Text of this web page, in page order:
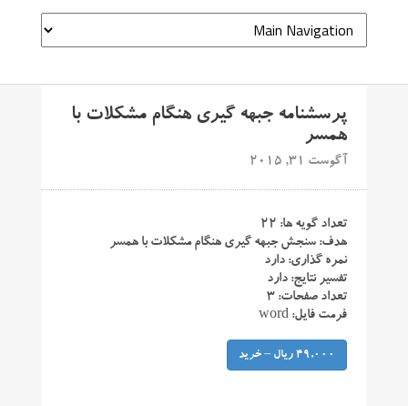
پرسشنامه جبهه گیری هنگام مشکلات با
همسر
آگوست 31, 2015
تعداد گویه ها: ۲۲
هدف: سنجش جبهه گیری هنگام مشکلات با همسر
نمره گذاری: دارد
تفسیر نتایج: دارد
تعداد صفحات: ۳
فرمت فایل: word
49,000 ریال – خرید